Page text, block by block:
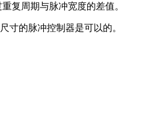
复周期与脉冲宽度的差值。
寸的脉冲控制器是可以的。